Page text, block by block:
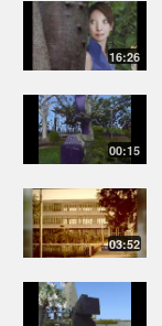
16:26
00:15
03:52